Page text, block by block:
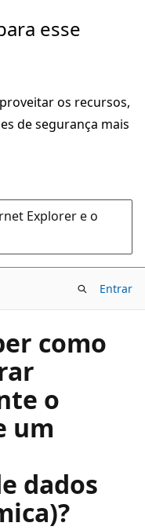
esse
os recursos,
de segurança mais
Explorer e o
Entrar
como
o
um
dados